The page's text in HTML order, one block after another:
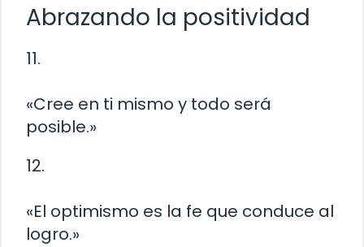
Abrazando la positividad
11.
«Cree en ti mismo y todo será
posible.»
12.
«El optimismo es la fe que conduce al
logro.»